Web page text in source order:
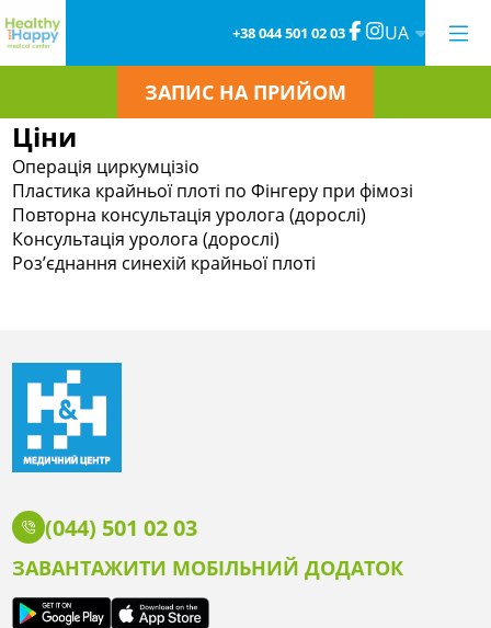
+38 044 501 02 03 UA
ЗАПИС НА ПРИЙОМ
Ціни
Операція циркумцізіо
Пластика крайньої плоті по Фінгеру при фімозі
Повторна консультація уролога (дорослі)
Консультація уролога (дорослі)
Роз’єднання синехій крайньої плоті
(044) 501 02 03
ЗАВАНТАЖИТИ МОБІЛЬНИЙ ДОДАТОК